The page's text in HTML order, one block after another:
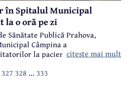
în Spitalul Municipal
la o oră pe zi
Sănătate Publică Prahova,
Câmpina a
la pacienții internați în
la ATI, Neonatologie, Obstetrică-
este interzis.
citeste mai mult
327 328 ... 333